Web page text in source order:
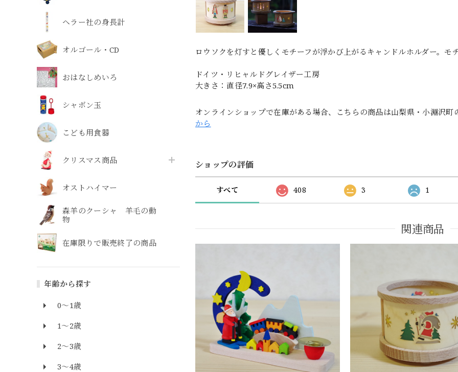
ヘラー社の身長計
オルゴール・CD
おはなしめいろ
シャボン玉
こども用食器
クリスマス商品
オストハイマー
森羊のクーシャ 羊毛の動
物
在庫限りで販売終了の商品
年齢から探す
0～1歳
1～2歳
2～3歳
3～4歳
ロウソクを灯すと優しくモチーフが浮かび上がるキャンドルホルダー。モ
ドイツ・リヒャルドグレイザー工房
大きさ：直径7.9×高さ5.5cm
オンラインショップで在庫がある場合、こちらの商品は山梨県・小淵沢
から
ショップの評価
すべて 408 3 1
関連商品